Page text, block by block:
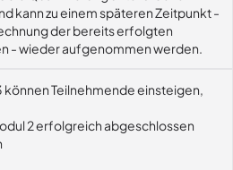
kann zu einem späteren Zeitpunkt -
der bereits erfolgten
- wieder aufgenommen werden.
können Teilnehmende einsteigen,
2 erfolgreich abgeschlossen